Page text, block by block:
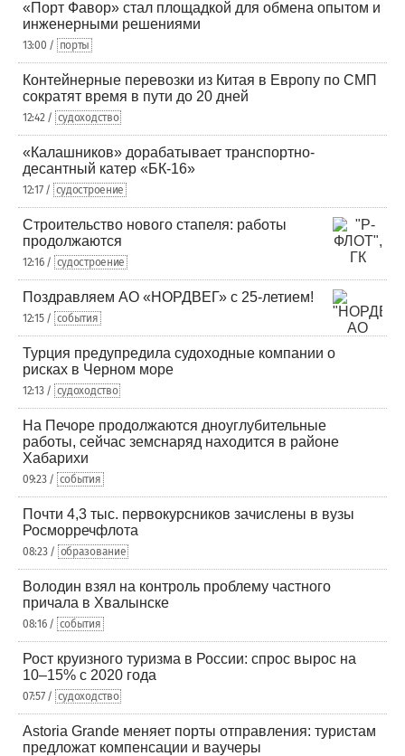
«Порт Фавор» стал площадкой для обмена опытом и
инженерными решениями
13:00 / порты
Контейнерные перевозки из Китая в Европу по СМП
сократят время в пути до 20 дней
12:42 / судоходство
«Калашников» дорабатывает транспортно-
десантный катер «БК-16»
12:17 / судостроение
Строительство нового стапеля: работы
продолжаются
12:16 / судостроение
Поздравляем АО «НОРДВЕГ» с 25-летием!
12:15 / события
Турция предупредила судоходные компании о
рисках в Черном море
12:13 / судоходство
На Печоре продолжаются дноуглубительные
работы, сейчас земснаряд находится в районе
Хабарихи
09:23 / события
Почти 4,3 тыс. первокурсников зачислены в вузы
Росморречфлота
08:23 / образование
Володин взял на контроль проблему частного
причала в Хвалынске
08:16 / события
Рост круизного туризма в России: спрос вырос на
10–15% с 2020 года
07:57 / судоходство
Astoria Grande меняет порты отправления: туристам
предложат компенсации и ваучеры